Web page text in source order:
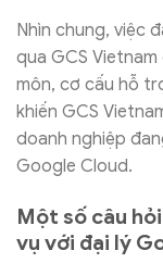
Nhìn chung, việc
qua GCS
môn, cơ cấu hỗ
khiến GCS
doanh nghiệp
Google Cloud.
Một số câu
vụ với đại lý